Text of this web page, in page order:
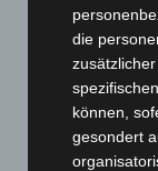
Gasleitung bei
beschädigt
5. August 2026
Anklage nach
3. August 2026
die
können,
gesondert